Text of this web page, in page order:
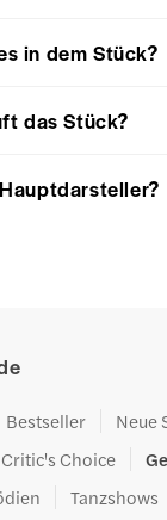
in dem Stück?
das Stück?
Bestseller
Neue
Critic's Choice
Tanzshows